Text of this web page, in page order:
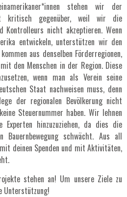
stehen wir der
kritisch gegenüber, weil wir die
Kontrolleurs nicht akzeptieren. Wenn
entwickeln, unterstützen wir den
aus denselben Förderregionen,
den Menschen in der Region. Diese
wenn man als Verein seine
Staat nachweisen muss, denn
der regionalen Bevölkerung nicht
Steuernummer haben. Wir lehnen
hinzuzuziehen, da dies die
schwächt. Aus all
deinen Spenden und mit Aktivitäten,
stehen an! Um unsere Ziele zu
Unterstützung!